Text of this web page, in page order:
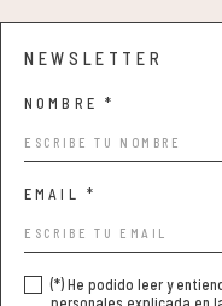
26,00 €
NEWSLETTER
NOMBRE *
EMAIL *
(*) He podido leer y